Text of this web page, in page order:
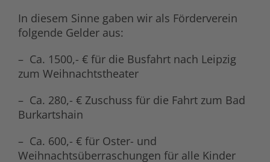
In diesem Sinne gaben wir als Förderverein
folgende Gelder aus:
– Ca. 1500,- € für die Busfahrt nach Leipzig
zum Weihnachtstheater
– Ca. 280,- € Zuschuss für die Fahrt zum Bad
Burkartshain
– Ca. 600,- € für Oster- und
Weihnachtsüberraschungen für alle Kinder